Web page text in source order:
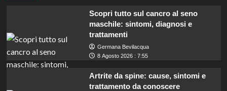
Scopri tutto sul cancro al seno
maschile: sintomi, diagnosi e
trattamenti
Germana Bevilacqua
8 Agosto 2026 : 7:55
Artrite da spine: cause, sintomi e
trattamento da conoscere